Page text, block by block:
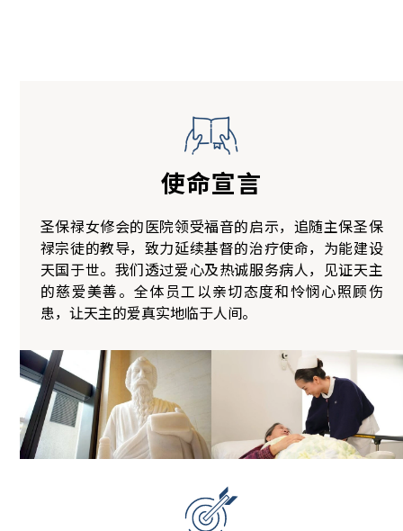
使命宣言
圣保禄女修会的医院领受福音的启示，追随主保圣保
禄宗徒的教导，致力延续基督的治疗使命，为能建设
天国于世。我们透过爱心及热诚服务病人，见证天主
的慈爱美善。全体员工以亲切态度和怜悯心照顾伤
患，让天主的爱真实地临于人间。